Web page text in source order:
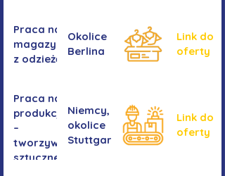
Praca na
magazynie
z odzieżą
Okolice
Berlina
Link do
oferty
Praca na
produkcji
–
tworzywa
sztuczne
Niemcy,
okolice
Stuttgartu
Link do
oferty